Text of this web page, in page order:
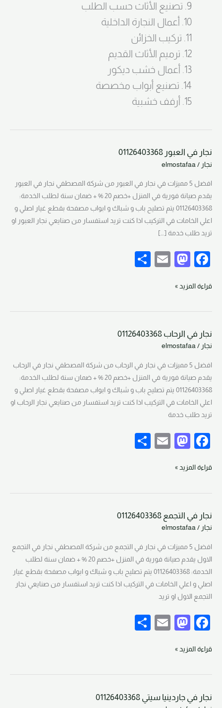
9. تصنيع الأثاث حسب الطلب
10. أعمال النجارة الداخلية
11. تركيب الخزائن
12. ترميم الأثاث القديم
13. أعمال خشب ديكور
14. تصنيع أبواب مخصصة
15. أرفف خشبية
نجار في العبور 01126403368
نجار /
elmostafaa
افضل 5 مميزات في نجار في العبور من شركة المصطفي نجار في العبور
يقدم صيانة فورية في المنزل +خصم 20 % + ضمان سنة لطلب الخدمة:
01126403368 يتم تصليح باب و شباك و ابواب مصفحة بقطع غيار اصلي و
اعلي الخامات في التركيب اذا كنت تريد استفسار من صنايعي نجار العبور او
تريد طلب خدمة […]
F
c
e
o
k
M
o
o
E
e
نجار
في
قراءة المزيد »
نجار في الرحاب 01126403368
نجار /
elmostafaa
افضل 5 مميزات في نجار في الرحاب من شركة المصطفي نجار في الرحاب
يقدم صيانة فورية في المنزل +خصم 20 % + ضمان سنة لطلب الخدمة:
01126403368 يتم تصليح باب و شباك و ابواب مصفحة بقطع غيار اصلي و
اعلي الخامات في التركيب اذا كنت تريد استفسار من صنايعي نجار الرحاب او
تريد طلب خدمة
F
c
e
o
k
M
o
o
E
e
نجار
في
قراءة المزيد »
نجار في التجمع 01126403368
نجار /
elmostafaa
افضل 5 مميزات في نجار في التجمع من شركة المصطفي نجار في التجمع
الاول يقدم صيانة فورية في المنزل +خصم 20 % + ضمان سنة لطلب
الخدمة: 01126403368 يتم تصليح باب و شباك و ابواب مصفحة بقطع غيار
اصلي و اعلي الخامات في التركيب اذا كنت تريد استفسار من صنايعي نجار
التجمع الاول او تريد
F
c
e
o
M
o
o
E
e
نجار
في
قراءة المزيد »
نجار في جاردينيا سيتي 01126403368
نجار